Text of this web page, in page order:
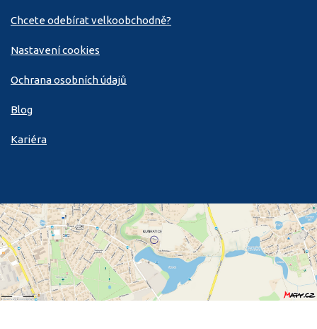
Chcete odebírat velkoobchodně?
Nastavení cookies
Ochrana osobních údajů
Blog
Kariéra